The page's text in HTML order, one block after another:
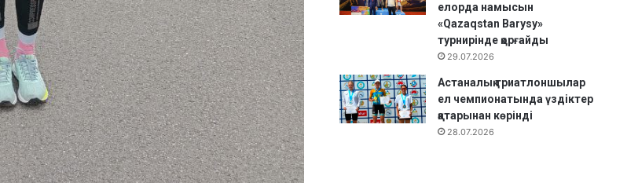
елорда намысын
«Qazaqstan Barysy»
турнирінде қорғайды
29.07.2026
Астаналық триатлоншылар
ел чемпионатында үздіктер
қатарынан көрінді
28.07.2026